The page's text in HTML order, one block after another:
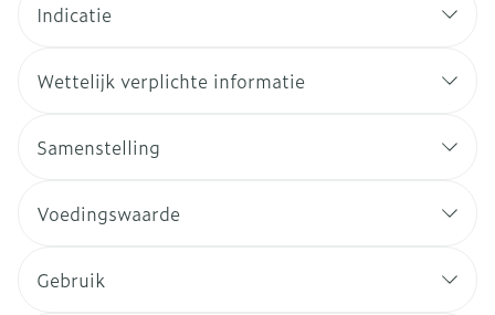
Indicatie
Wettelijk verplichte informatie
Samenstelling
Voedingswaarde
Gebruik